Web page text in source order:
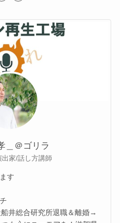
＿＠ゴリラ
出家/話し方講師
す
船井総合研究所退職＆離婚→